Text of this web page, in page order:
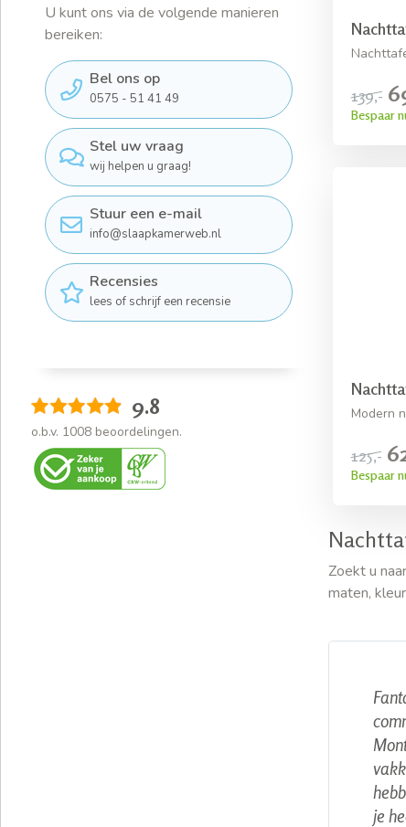
U kunt ons via de volgende manieren
bereiken:
Bel ons op
0575 - 51 41 49
Stel uw vraag
wij helpen u graag!
Stuur een e-mail
info@slaapkamerweb.nl
Recensies
lees of schrijf een recensie
9.8
o.b.v. 1008 beoordelingen.
139,-
Bespaar
Modern
125,-
Bespaar
Zoekt u
maten,
je